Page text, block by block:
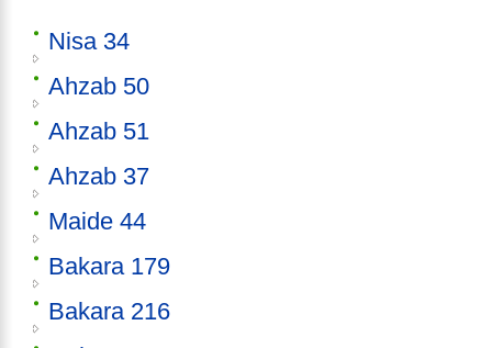
Nisa 34
Ahzab 50
Ahzab 51
Ahzab 37
Maide 44
Bakara 179
Bakara 216